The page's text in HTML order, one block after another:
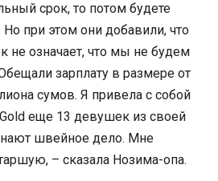
срок, то потом будете
Но при этом они добавили, что
не означает, что мы не будем
зарплату в размере от
сумов. Я привела с собой
еще 13 девушек из своей
швейное дело. Мне
– сказала Нозима-опа.